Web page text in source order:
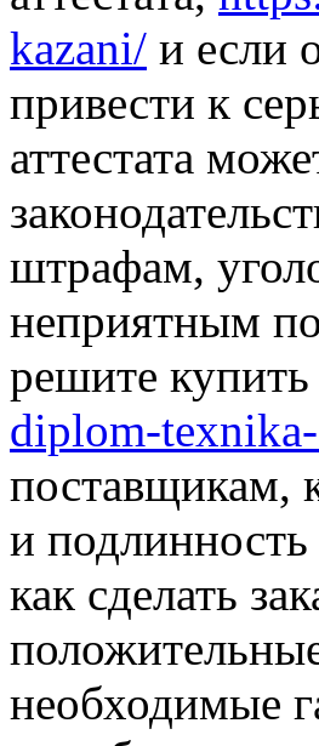
kazani/ и если
привести к
аттестата
штрафам,
неприятным
решите купить
diplom-
поставщикам,
и
как сделать
необходимые